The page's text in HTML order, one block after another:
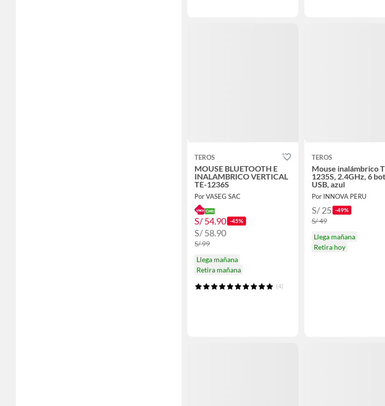
TEROS
MOUSE BLUETOOTH E
INALAMBRICO VERTICAL
TE-1236S
Por VASEG SAC
S/ 54.90 -45%
S/ 58.90
S/ 99
Llega mañana
Retira mañana
(4)
TEROS
Mouse inalámbrico
1235S, 2.4GHz, 6
USB, azul
Por INNOVA PERU
S/ 25 -49%
S/ 49
Llega mañana
Retira hoy